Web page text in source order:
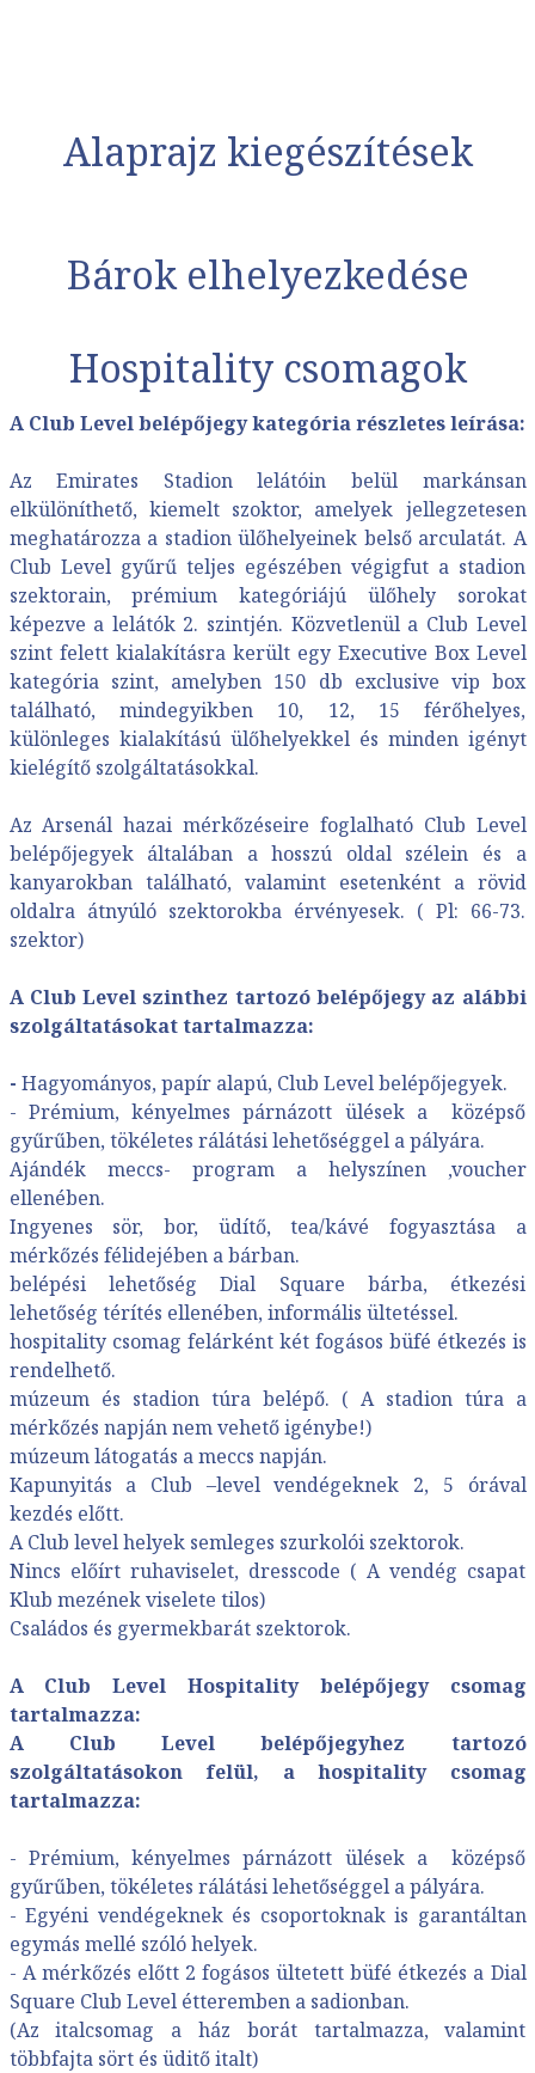
Alaprajz kiegészítések
Bárok elhelyezkedése
Hospitality csomagok
A Club Level belépőjegy kategória részletes leírása:
Az Emirates Stadion lelátóin belül markánsan
elkülöníthető, kiemelt szoktor, amelyek jellegzetesen
meghatározza a stadion ülőhelyeinek belső arculatát. A
Club Level gyűrű teljes egészében végigfut a stadion
szektorain, prémium kategóriájú ülőhely sorokat
képezve a lelátók 2. szintjén. Közvetlenül a Club Level
szint felett kialakításra került egy Executive Box Level
kategória szint, amelyben 150 db exclusive vip box
található, mindegyikben 10, 12, 15 férőhelyes,
különleges kialakítású ülőhelyekkel és minden igényt
kielégítő szolgáltatásokkal.
Az Arsenál hazai mérkőzéseire foglalható Club Level
belépőjegyek általában a hosszú oldal szélein és a
kanyarokban található, valamint esetenként a rövid
oldalra átnyúló szektorokba érvényesek. ( Pl: 66-73.
szektor)
A Club Level szinthez tartozó belépőjegy az alábbi
szolgáltatásokat tartalmazza:
- Hagyományos, papír alapú, Club Level belépőjegyek.
- Prémium, kényelmes párnázott ülések a középső
gyűrűben, tökéletes rálátási lehetőséggel a pályára.
Ajándék meccs- program a helyszínen ,voucher
ellenében.
Ingyenes sör, bor, üdítő, tea/kávé fogyasztása a
mérkőzés félidejében a bárban.
belépési lehetőség Dial Square bárba, étkezési
lehetőség térítés ellenében, informális ültetéssel.
hospitality csomag felárként két fogásos büfé étkezés is
rendelhető.
múzeum és stadion túra belépő. ( A stadion túra a
mérkőzés napján nem vehető igénybe!)
múzeum látogatás a meccs napján.
Kapunyitás a Club –level vendégeknek 2, 5 órával
kezdés előtt.
A Club level helyek semleges szurkolói szektorok.
Nincs előírt ruhaviselet, dresscode ( A vendég csapat
Klub mezének viselete tilos)
Családos és gyermekbarát szektorok.
A Club Level Hospitality belépőjegy csomag
tartalmazza:
A Club Level belépőjegyhez tartozó
szolgáltatásokon felül, a hospitality csomag
tartalmazza:
- Prémium, kényelmes párnázott ülések a középső
gyűrűben, tökéletes rálátási lehetőséggel a pályára.
- Egyéni vendégeknek és csoportoknak is garantáltan
egymás mellé szóló helyek.
- A mérkőzés előtt 2 fogásos ültetett büfé étkezés a Dial
Square Club Level étteremben a sadionban.
(Az italcsomag a ház borát tartalmazza, valamint
többfajta sört és üditő italt)